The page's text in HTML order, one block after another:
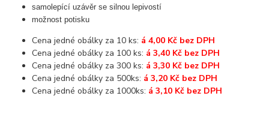
samolepící uzávěr se silnou lepivostí
možnost potisku
Cena jedné obálky za 10 ks: á 4,00 Kč bez DPH
Cena jedné obálky za 100 ks: á 3,40 Kč bez DPH
Cena jedné obálky za 300 ks: á 3,30 Kč bez DPH
Cena jedné obálky za 500ks: á 3,20 Kč bez DPH
Cena jedné obálky za 1000ks: á 3,10 Kč bez DPH